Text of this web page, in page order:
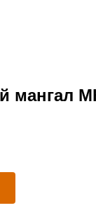
мангал